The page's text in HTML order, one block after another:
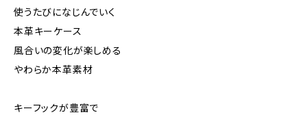
使うたびになじんでいく
本革キーケース
風合いの変化が楽しめる
やわらか本革素材
キーフックが豊富で